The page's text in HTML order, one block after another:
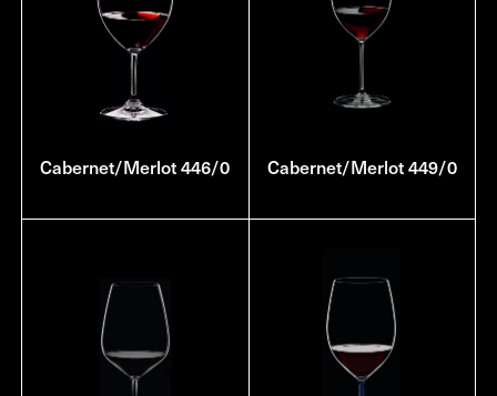
Cabernet/Merlot 446/0 Cabernet/Merlot 449/0